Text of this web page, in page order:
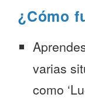
¿Cómo
varias
como